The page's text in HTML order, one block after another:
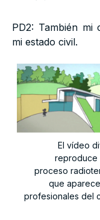
PD2: También mi
mi estado civil.
El vídeo
reproduce
proceso
que
profesionales del